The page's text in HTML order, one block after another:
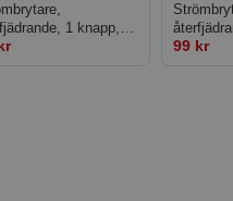
1 knapp,
vit
99 kr